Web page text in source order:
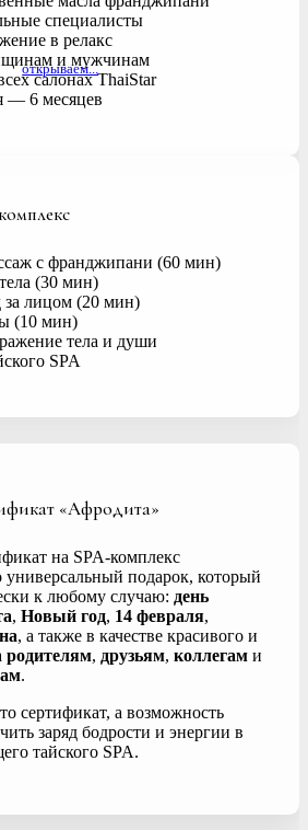
открываем...
специалисты
в релакс
и мужчинам
салонах ThaiStar
— 6 месяцев
с франджипани (60 мин)
(30 мин)
за лицом (20 мин)
(10 мин)
тела и души
SPA
«Афродита»
на SPA-комплекс
подарок, который
к любому случаю: день
, Новый год, 14 февраля,
, а также в качестве красивого и
родителям, друзьям, коллегам и
.
сертификат, а возможность
заряд бодрости и энергии в
тайского SPA.